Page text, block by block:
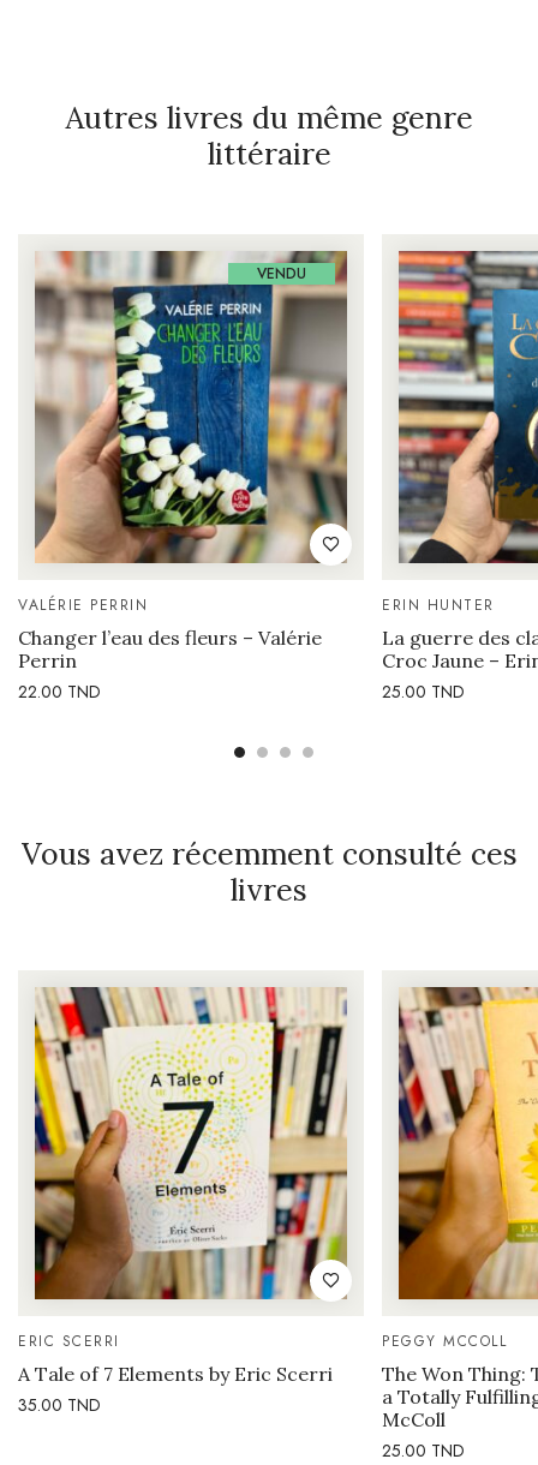
Autres livres du même genre
littéraire
VENDU
VALÉRIE PERRIN
Changer l’eau des fleurs – Valérie
Perrin
22.00 TND
ERIN HUNTER
La guerre des
Croc Jaune –
25.00 TND
Vous avez récemment consulté ces
livres
ERIC SCERRI
A Tale of 7 Elements by Eric Scerri
35.00 TND
PEGGY MCCOLL
The Won Thing:
a Totally
McColl
25.00 TND